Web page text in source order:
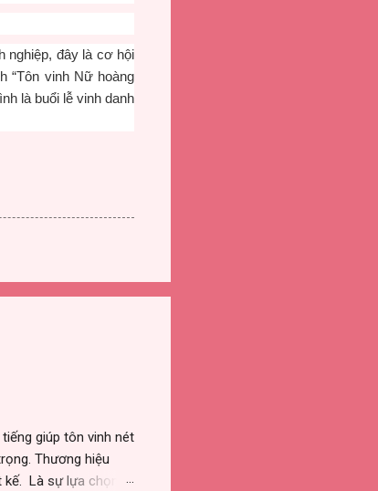
nghiệp, đây là cơ hội
“Tôn vinh Nữ hoàng
là buổi lễ vinh danh
giúp tôn vinh nét
Thương hiệu
Là sự lựa chọn